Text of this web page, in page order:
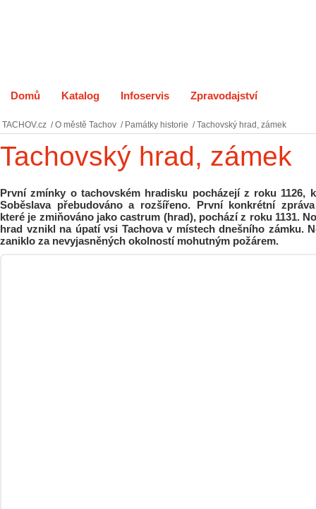
Domů Katalog Infoservis Zpravodajství
TACHOV.cz / O městě Tachov / Památky historie / Tachovský hrad, zámek
Tachovský hrad, zámek
První zmínky o tachovském hradisku pocházejí z roku 1126,
Soběslava přebudováno a rozšířeno. První konkrétní
které je zmiňováno jako castrum (hrad), pochází z roku 1131.
hrad vznikl na úpatí vsi Tachova v místech dnešního zámku.
zaniklo za nevyjasněných okolností mohutným požárem.